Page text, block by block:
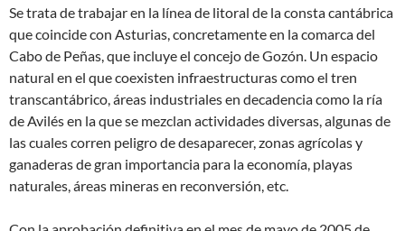
Se trata de trabajar en la línea de litoral de la consta cantábrica
que coincide con Asturias, concretamente en la comarca del
Cabo de Peñas, que incluye el concejo de Gozón. Un espacio
natural en el que coexisten infraestructuras como el tren
transcantábrico, áreas industriales en decadencia como la ría
de Avilés en la que se mezclan actividades diversas, algunas de
las cuales corren peligro de desaparecer, zonas agrícolas y
ganaderas de gran importancia para la economía, playas
naturales, áreas mineras en reconversión, etc.